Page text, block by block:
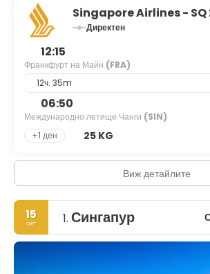
Singapore Airlines - SQ
Директен
12:15
Франкфурт на Майн (FRA)
12ч. 35m
06:50
Международно летище Чанги (SIN)
+1 ден
25 KG
Виж детайлите
15
окт 1. Сингапур